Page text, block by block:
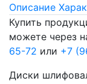
Описание
Купить
можете через
65-72 или +7
Диски